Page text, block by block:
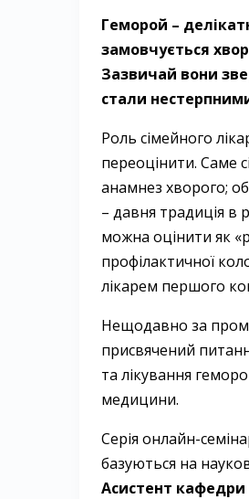
Геморой –
замовчується
Зазвичай вони
стали
Роль сімейного
переоцінити. Саме
анамнез хворого;
– давня традиція в
можна оцінити як
профілактичної
лікарем першого
Нещодавно за
присвячений
та лікування
медицини.
Серія онлайн-
базуються на
Асистент ка­федри